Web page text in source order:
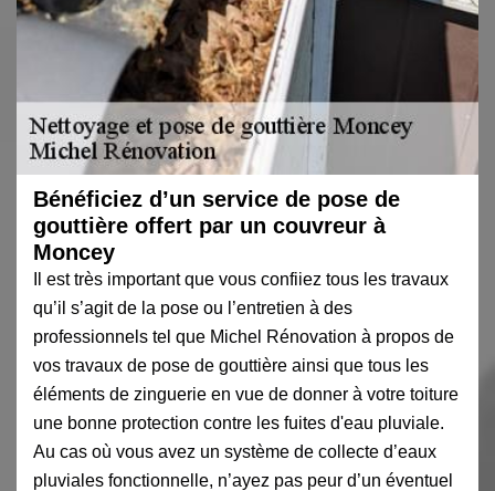
Bénéficiez d’un service de pose de
gouttière offert par un couvreur à
Moncey
Il est très important que vous confiiez tous les travaux
qu’il s’agit de la pose ou l’entretien à des
professionnels tel que Michel Rénovation à propos de
vos travaux de pose de gouttière ainsi que tous les
éléments de zinguerie en vue de donner à votre toiture
une bonne protection contre les fuites d'eau pluviale.
Au cas où vous avez un système de collecte d’eaux
pluviales fonctionnelle, n’ayez pas peur d’un éventuel